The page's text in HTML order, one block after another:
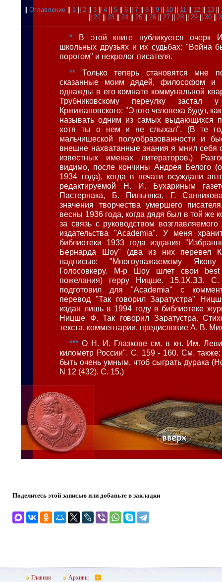
Оглавление 1 2 3 4 5 6 7 8 9 10 11 12 13
||22 ||23 ||24 ||25 ||26 ||27 ||28 ||29 ||30 ||
* В этой книге публикуется
школьных друзьях и их судьбах: "Война
порогом" и некролог писателя.
** Только теперь становятся мне
сказанные моим дядей, философом и
однажды в его комнате коммунальной
Трубниковскому переулку
Кржижановского: "Этого человека будут,
называть одним из самых выдающихся
хотя ты о нем и не слыхал". (В те
мальчишеской полуобразованности и
внешне нахватанные знания я мнил себя
известных именах литераторов.)
видимо, после кончины Андрея Белого
1934 года), когда в печати осуждали
редактируемой Н. И. Бухариным
Пастернака, Б. Пильняка, Г.
значения творчества умершего
весны 1936 года, когда дядя был в той же
за связь с руководством
издательства "Academia". У меня
библиотеки 1933 года издания
Бернарда Шоу" (два из них перевел
надписью: "Многоуважаемому Якову
Голосовкеру. М-р Шоу шлет свои
пожелания) герру Ницше. 15.1Х.ЗЗ.
подготовил для "Academia" с
перевод "Так говорил Заратустра"
издан лишь в 1994 году в библиотеке
Ницше Ф. Так говорил Заратустра.
текста, комментарии, предисловие А. В.
*** О Н. И. Глазкове см. в кн. Им.
километр России". С. 159 - 160. См.
быть очень умным, чтоб сыграть дурака
N 12 (432). С. 15.)
Поделитесь этой записью или добавьте в закладки
Главная Архивы